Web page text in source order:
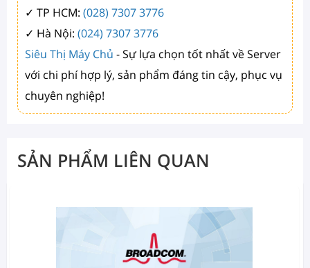
✓ TP HCM: (028) 7307 3776
✓ Hà Nội: (024) 7307 3776
Siêu Thị Máy Chủ - Sự lựa chọn tốt nhất về Server
với chi phí hợp lý, sản phẩm đáng tin cậy, phục vụ
chuyên nghiệp!
SẢN PHẨM LIÊN QUAN